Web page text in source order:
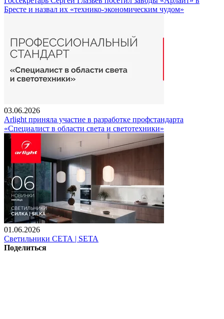
Бресте и назвал их «технико-экономическим чудом»
03.06.2026
Arlight приняла участие в разработке профстандарта
«Специалист в области света и светотехники»
01.06.2026
Светильники СЕТА | SETA
Поделиться